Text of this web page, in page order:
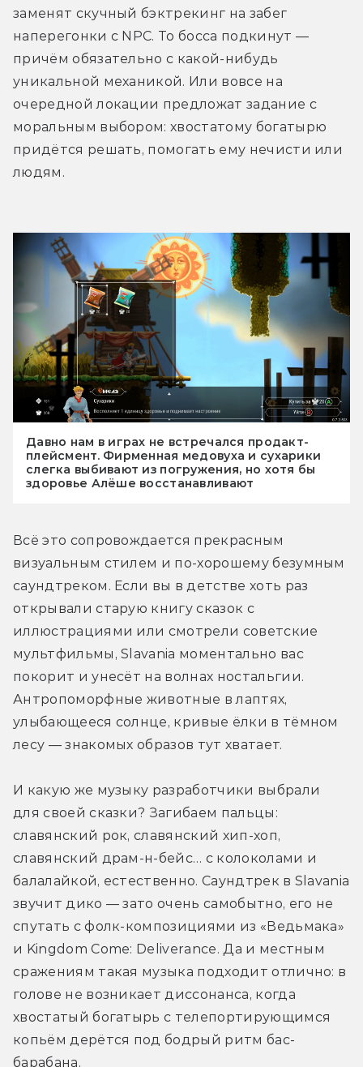
заменят скучный бэктрекинг на забег
наперегонки с NPC. То босса подкинут —
причём обязательно с какой-нибудь
уникальной механикой. Или вовсе на
очередной локации предложат задание с
моральным выбором: хвостатому богатырю
придётся решать, помогать ему нечисти или
людям.
Давно нам в играх не встречался продакт-
плейсмент. Фирменная медовуха и сухарики
слегка выбивают из погружения, но хотя бы
здоровье Алёше восстанавливают
Всё это сопровождается прекрасным
визуальным стилем и по-хорошему безумным
саундтреком. Если вы в детстве хоть раз
открывали старую книгу сказок с
иллюстрациями или смотрели советские
мультфильмы, Slavania моментально вас
покорит и унесёт на волнах ностальгии.
Антропоморфные животные в лаптях,
улыбающееся солнце, кривые ёлки в тёмном
лесу — знакомых образов тут хватает.
И какую же музыку разработчики выбрали
для своей сказки? Загибаем пальцы:
славянский рок, славянский хип-хоп,
славянский драм-н-бейс… с колоколами и
балалайкой, естественно. Саундтрек в Slavania
звучит дико — зато очень самобытно, его не
спутать с фолк-композициями из «Ведьмака»
и Kingdom Come: Deliverance. Да и местным
сражениям такая музыка подходит отлично: в
голове не возникает диссонанса, когда
хвостатый богатырь с телепортирующимся
копьём дерётся под бодрый ритм бас-
барабана.